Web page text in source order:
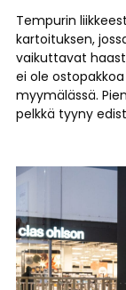
Tempurin
kartoituksen,
vaikuttavat
ei ole
myymälässä.
pelkkä tyyny